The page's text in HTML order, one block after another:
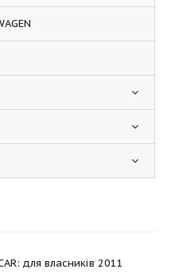
для власників 2011